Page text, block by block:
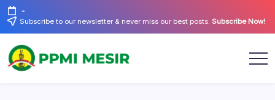
Skip
to
content
-
Subscribe to our newsletter & never miss our best posts. Subscribe Now!